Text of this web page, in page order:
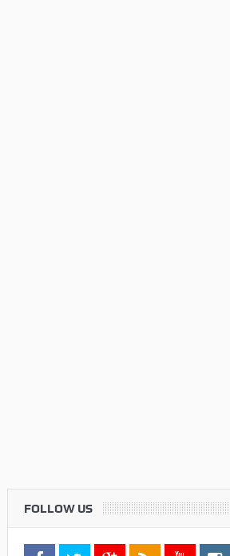
FOLLOW US